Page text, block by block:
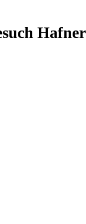
Hafner